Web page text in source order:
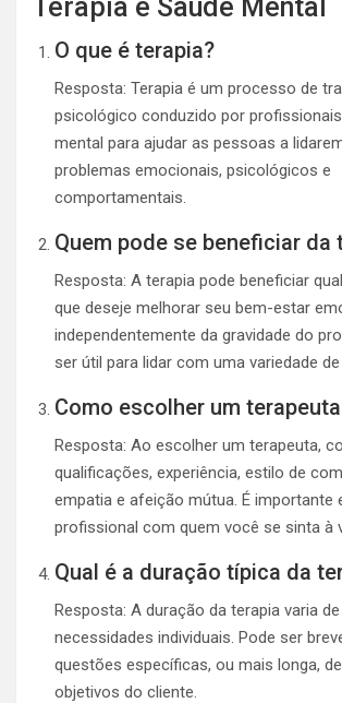
Terapia e Saúde Mental
O que é terapia?
Resposta: Terapia é um processo de
psicológico conduzido por
mental para ajudar as pessoas a
problemas emocionais, psicológicos e
comportamentais.
Quem pode se beneficiar da
Resposta: A terapia pode beneficiar
que deseje melhorar seu bem-estar
independentemente da gravidade do
ser útil para lidar com uma variedade
Como escolher um
Resposta: Ao escolher um terapeuta,
qualificações, experiência, estilo de
empatia e afeição mútua. É importante
profissional com quem você se sinta à
Qual é a duração típica da
Resposta: A duração da terapia varia
necessidades individuais. Pode ser
questões específicas, ou mais longa,
objetivos do cliente.